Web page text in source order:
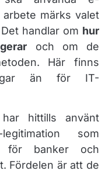
märks valet
handlar om hur
och om de
Här finns
än för IT-
har hittills använt
som
för banker och
Fördelen är att de